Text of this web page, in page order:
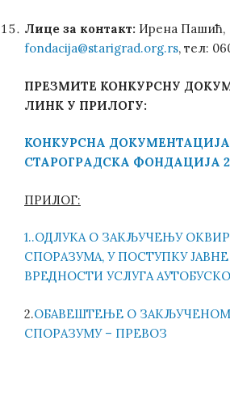
Лице за контакт: Ирена Пашић,
fondacija@starigrad.org.rs, тел:
ПРЕЗМИТЕ КОНКУРСНУ
ЛИНК У ПРИЛОГУ:
КОНКУРСНА ДОКУМЕНТАЦИЈА
СТАРОГРАДСКА ФОНДАЦИЈА
ПРИЛОГ:
1..OДЛУКA О ЗАКЉУЧЕЊУ
СПОРАЗУМА, У ПОСТУПКУ
ВРЕДНОСТИ УСЛУГА
2.ОБАВЕШТЕЊЕ О
СПОРАЗУМУ – ПРЕВОЗ